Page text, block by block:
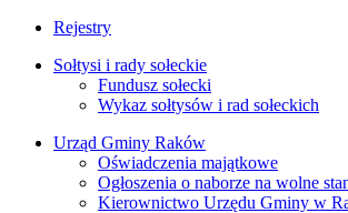
Rejestry
Sołtysi i rady sołeckie
Fundusz sołecki
Wykaz sołtysów i rad sołeckich
Urząd Gminy Raków
Oświadczenia majątkowe
Ogłoszenia o naborze na wolne
Kierownictwo Urzędu Gminy w